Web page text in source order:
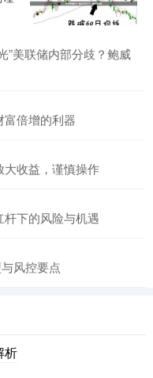
”美联储内部分歧？鲍威
富倍增的利器
收益，谨慎操作
下的风险与机遇
风控要点
析